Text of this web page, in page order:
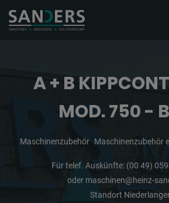
A + B
MOD. 750 -
Maschinenzubehör Maschinenzubehör
Für telef. Auskünfte: (00 49)
oder maschinen@heinz-
Standort